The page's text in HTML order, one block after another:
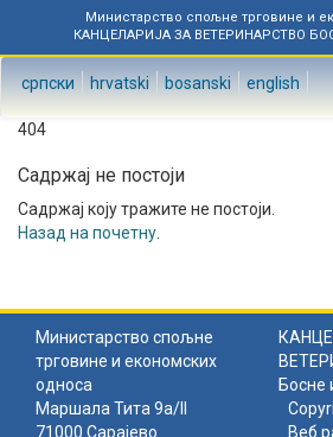
Министарство спољне трговине и
КАНЦЕЛАРИЈА ЗА ВЕТЕРИНАРСТВО
српски hrvatski bosanski english
404
Садржај не постоји
Садржај коју тражите не постоји.
Назад на почетну
Министарство спољне
трговине и економских
односа
Босне
Маршала Тита 9а/II
71000 Сарајево
Веб